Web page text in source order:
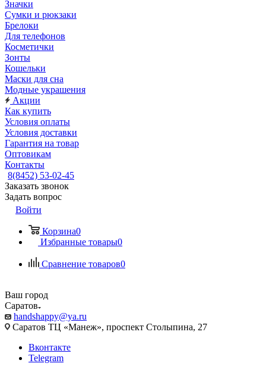
Значки
Сумки и рюкзаки
Брелоки
Для телефонов
Косметички
Зонты
Кошельки
Маски для сна
Модные украшения
Акции
Как купить
Условия оплаты
Условия доставки
Гарантия на товар
Оптовикам
Контакты
8(8452) 53-02-45
Заказать звонок
Задать вопрос
Войти
Корзина0
Избранные товары0
Сравнение товаров0
Ваш город
Саратов
handshappy@ya.ru
Саратов ТЦ «Манеж», проспект Столыпина, 27
Вконтакте
Telegram